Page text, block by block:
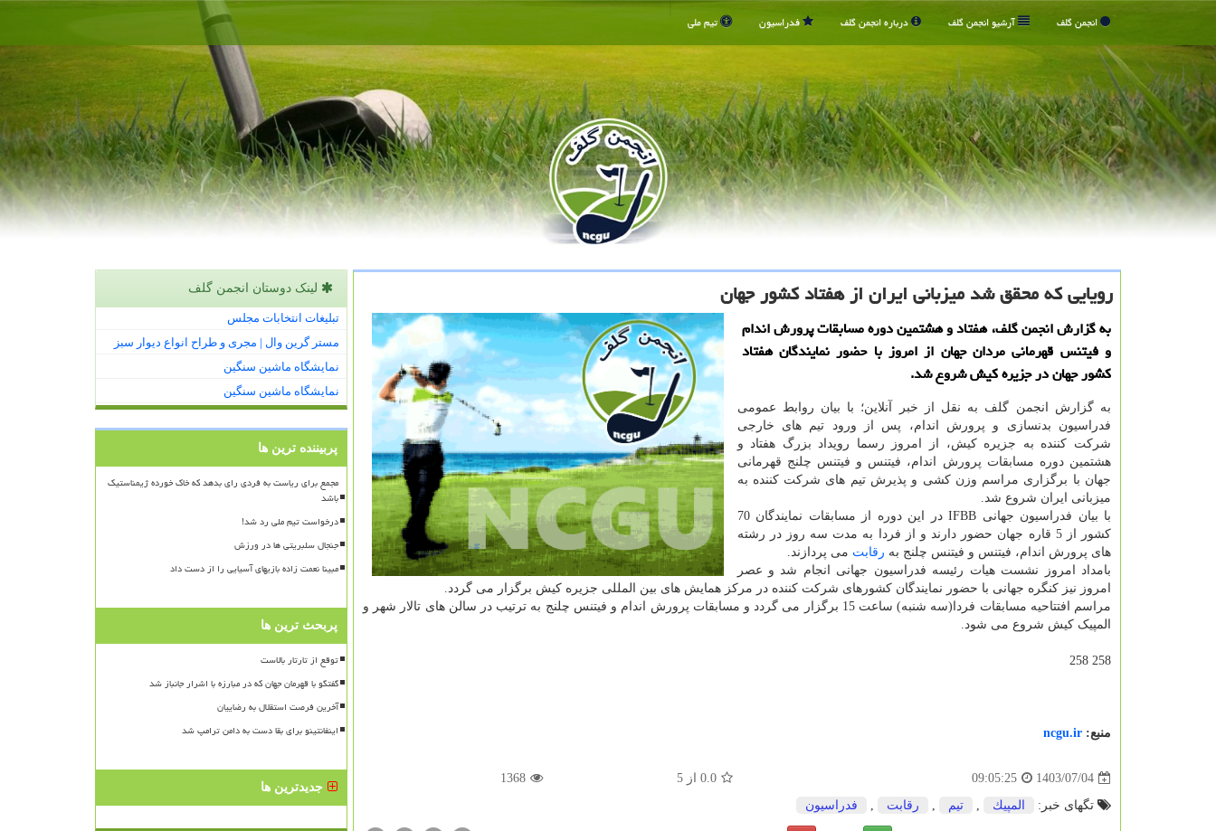
انجمن گلف آرشیو انجمن گلف درباره انجمن گلف فدراسیون تیم ملی
رویایی که محقق شد میزبانی ایران از هفتاد کشور جهان
به گزارش انجمن گلف، هفتاد و هشتمین دوره مسابقات پرورش اندام
و فیتنس قهرمانی مردان جهان از امروز با حضور نمایندگان هفتاد
کشور جهان در جزیره کیش شروع شد.
به گزارش انجمن گلف به نقل از خبر آنلاین؛ با بیان روابط عمومی
فدراسیون بدنسازی و پرورش اندام، پس از ورود تیم های خارجی
شرکت کننده به جزیره کیش، از امروز رسما رویداد بزرگ هفتاد و
هشتمین دوره مسابقات پرورش اندام، فیتنس و فیتنس چلنج قهرمانی
جهان با برگزاری مراسم وزن کشی و پذیرش تیم های شرکت کننده به
میزبانی ایران شروع شد.
با بیان فدراسیون جهانی IFBB در این دوره از مسابقات نمایندگان 70
کشور از 5 قاره جهان حضور دارند و از فردا به مدت سه روز در رشته
های پرورش اندام، فیتنس و فیتنس چلنج به رقابت می پردازند.
بامداد امروز نشست هیات رئیسه فدراسیون جهانی انجام شد و عصر
امروز نیز کنگره جهانی با حضور نمایندگان کشورهای شرکت کننده در مرکز همایش های بین المللی جزیره کیش برگزار می گردد.
مراسم افتتاحیه مسابقات فردا(سه شنبه) ساعت 15 برگزار می گردد و مسابقات پرورش اندام و فیتنس چلنج به ترتیب در سالن های تالار شهر و
المپیک کیش شروع می شود.
258 258
منبع: ncgu.ir
1403/07/04
09:05:25
0.0 از5
1368
تگهای خبر: المپیك , تیم , رقابت , فدراسیون
لینک دوستان انجمن گلف
تبلیغات انتخابات مجلس
مستر گرین وال | مجری و طراح انواع دیوار سبز
نمایشگاه ماشین سنگین
نمایشگاه ماشین سنگین
پربیننده ترین ها
مجمع برای ریاست به فردی رای بدهد که خاک خورده ژیمناستیک
باشد
درخواست تیم ملی رد شد!
جنجال سلبریتی ها در ورزش
مبینا نعمت زاده بازیهای آسیایی را از دست داد
پربحث ترین ها
توقع از تارتار بالاست
گفتگو با قهرمان جهان که در مبارزه با اشرار جانباز شد
آخرین فرصت استقلال به رضاییان
اینفانتینو برای بقا دست به دامن ترامپ شد
جدیدترین ها